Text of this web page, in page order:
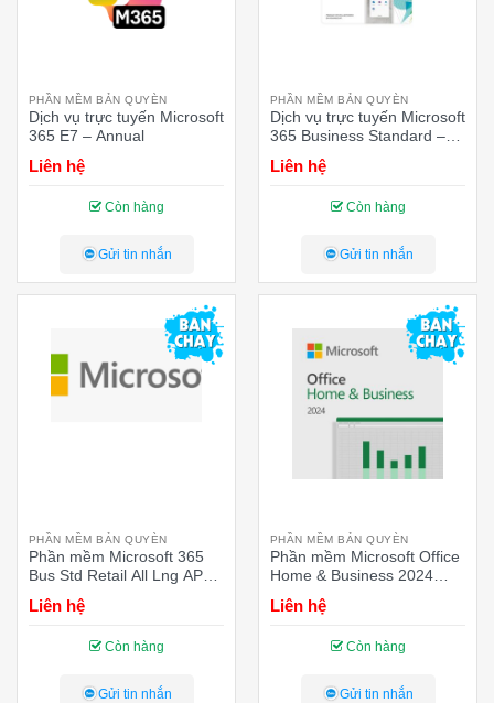
PHẦN MỀM BẢN QUYÈN
Dịch vụ trực tuyến Microsoft
365 E7 – Annual
Liên hệ
Còn hàng
Gửi tin nhắn
PHẦN MỀM BẢN QUYÈN
Dịch vụ trực tuyến Microsoft
365 Business Standard –
annual
Liên hệ
Còn hàng
Gửi tin nhắn
PHẦN MỀM BẢN QUYÈN
Phần mềm Microsoft 365
Bus Std Retail All Lng APAC
EM SubPKL 1YR Onln
DwnLd NR KLQ-00209 –
Liên hệ
Còn hàng
Gửi tin nhắn
PHẦN MỀM BẢN QUYÈN
Phần mềm Microsoft Office
Home & Business 2024
English APAC EM
Medialess (EP2-06630)
Liên hệ
Còn hàng
Gửi tin nhắn